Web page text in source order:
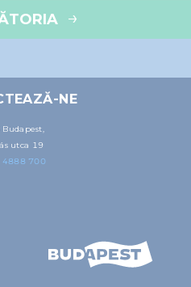
NE
utca 19
4888 700